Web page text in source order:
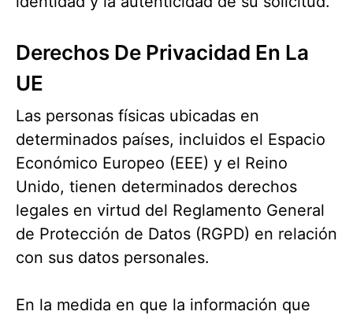
Derechos De Privacidad En La
UE
Las personas físicas ubicadas en
determinados países, incluidos el Espacio
Económico Europeo (EEE) y el Reino
Unido, tienen determinados derechos
legales en virtud del Reglamento General
de Protección de Datos (RGPD) en relación
con sus datos personales.
En la medida en que la información que